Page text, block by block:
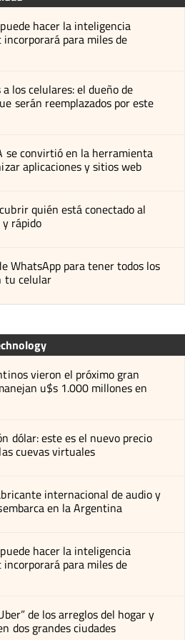
hacer la inteligencia
para miles de
los celulares: el dueño de
serán reemplazados por este
se convirtió en la herramienta
aplicaciones y sitios web
quién está conectado al
rápido
WhatsApp para tener todos los
tu celular
vieron el próximo gran
u$s 1.000 millones en
dólar: este es el nuevo precio
cuevas virtuales
internacional de audio y
en la Argentina
hacer la inteligencia
para miles de
de los arreglos del hogar y
dos grandes ciudades